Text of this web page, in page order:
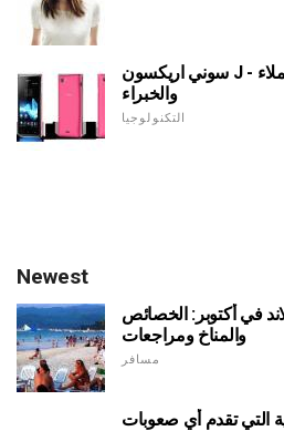
سوني اريكسون J - نموذج المراجعة وتعليقات العملاء
والخبراء
التكنولوجيا
Newest
في أكتوبر: الخصائص
والمناخ ومراجعات
مسافر
التي تقدم أي صعوبات